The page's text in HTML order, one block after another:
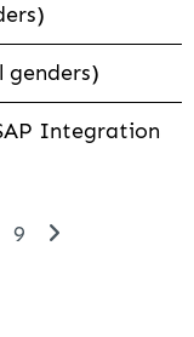
genders)
Integration
9